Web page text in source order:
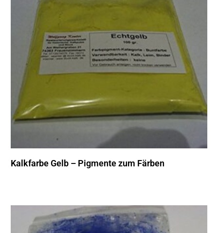
Kalkfarbe Gelb – Pigmente zum Färben